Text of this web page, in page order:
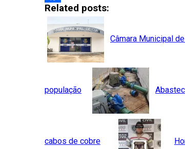
Facebook
Related posts:
Câmara Municipal
população
cabos de cobre